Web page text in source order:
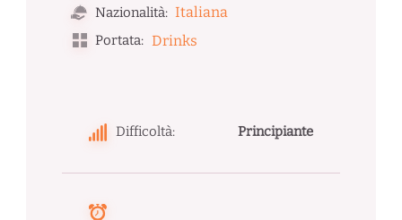
Nazionalità: Italiana
Portata: Drinks
Difficoltà: Principiante